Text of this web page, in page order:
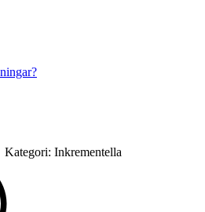
Kategori: Inkrementella